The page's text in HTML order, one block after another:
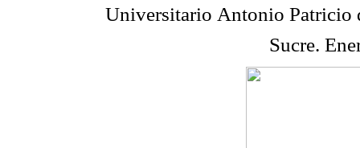
Universitario Antonio Patricio
Sucre.